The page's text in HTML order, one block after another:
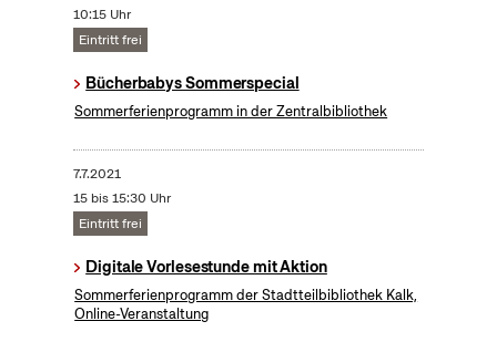
10:15 Uhr
Eintritt frei
Bücherbabys Sommerspecial
Sommerferienprogramm in der Zentralbibliothek
7.7.2021
15 bis 15:30 Uhr
Eintritt frei
Digitale Vorlesestunde mit Aktion
Sommerferienprogramm der Stadtteilbibliothek Kalk,
Online-Veranstaltung